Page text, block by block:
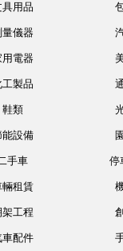
具用品
量儀器
用電器
工製品
鞋類
能設備
手車 停
輛租賃
架工程
車配件